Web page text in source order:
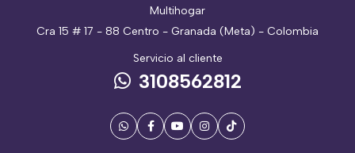
Multihogar
Cra 15 # 17 - 88 Centro - Granada (Meta) - Colombia
Servicio al cliente
3108562812